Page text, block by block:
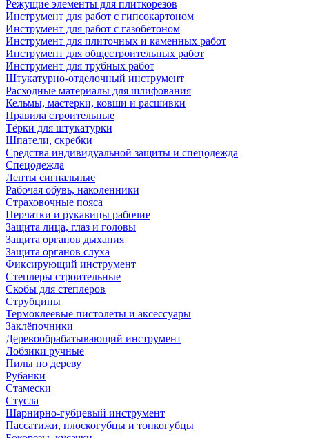
Режущие элементы для плиткорезов
Инструмент для работ с гипсокартоном
Инструмент для работ с газобетоном
Инструмент для плиточных и каменных работ
Инструмент для общестроительных работ
Инструмент для трубных работ
Штукатурно-отделочный инструмент
Расходные материалы для шлифования
Кельмы, мастерки, ковши и расшивки
Правила строительные
Тёрки для штукатурки
Шпатели, скребки
Средства индивидуальной защиты и спецодежда
Спецодежда
Ленты сигнальные
Рабочая обувь, наколенники
Страховочные пояса
Перчатки и рукавицы рабочие
Защита лица, глаз и головы
Защита органов дыхания
Защита органов слуха
Фиксирующий инструмент
Степлеры строительные
Скобы для степлеров
Струбцины
Термоклеевые пистолеты и аксессуары
Заклёпочники
Деревообрабатывающий инструмент
Лобзики ручные
Пилы по дереву
Рубанки
Стамески
Стусла
Шарнирно-губцевый инструмент
Пассатижи, плоскогубцы и тонкогубцы